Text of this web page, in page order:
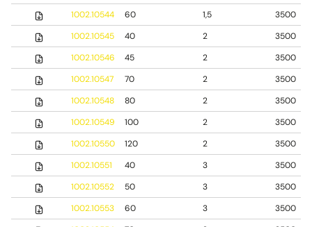
1002.10544
60 1,5
3500
1002.10545
40 2
3500
1002.10546
45 2
3500
1002.10547
70 2
3500
1002.10548
80 2
3500
1002.10549
100 2
3500
1002.10550
120 2
3500
1002.10551
40 3
3500
1002.10552
50 3
3500
1002.10553
60 3
3500